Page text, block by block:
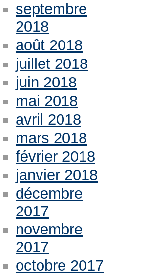
septembre
2018
août 2018
juillet 2018
juin 2018
mai 2018
avril 2018
mars 2018
février 2018
janvier 2018
décembre
2017
novembre
2017
octobre 2017